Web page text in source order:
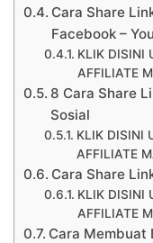
Cara Share
Facebook –
KLIK DISINI
AFFILIATE
8 Cara Share
Sosial
KLIK DISINI
AFFILIATE
Cara Share
KLIK DISINI
AFFILIATE
Cara Membuat